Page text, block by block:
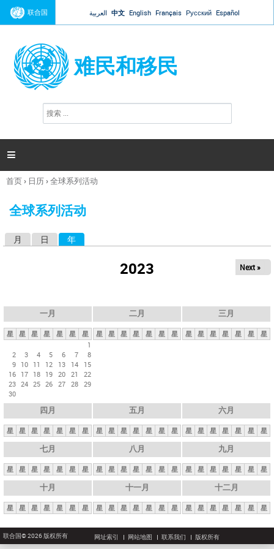
Jump to navigation
联合国 العربية 中文 English Français Русский Español
难民和移民
搜
索

你
这
首页› 日历›全球系列活动
全球系列活动
月 日 年
2023 Next »
一月
星 星 星 星 星 星
星
1
2
3 4 5 6 7
8
9 10 11 12 13 14
15
16 17 18 19 20 21
22
23 24 25 26 27 28 29
30
二月
星 星 星 星 星 星 星
三月
星 星 星 星 星 星 星
四月
星 星 星 星 星 星 星
五月
星 星 星 星 星 星 星
六月
星 星 星 星 星 星 星
七月
星 星 星 星 星 星 星
八月
星 星 星 星 星 星 星
九月
星 星 星 星 星 星 星
十月
星 星 星 星 星 星 星
十一月
星 星 星 星 星 星 星
十二月
星 星 星 星 星 星 星
联合国© 2026 版权所有 网址索引 网站地图 联系我们 版权所有